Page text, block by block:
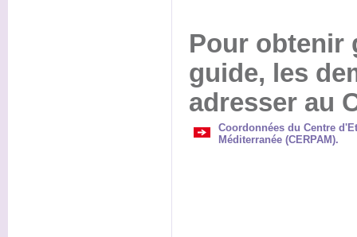
Pour obtenir
guide, les
adresser au
Coordonnées du Centre
Méditerranée (CERPAM).